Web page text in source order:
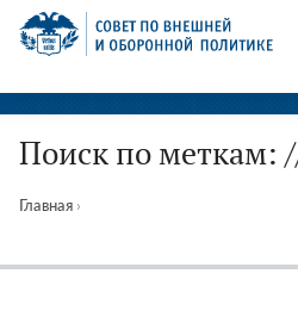
Перейти
СВОП
Поиск по меткам:
Главная ›